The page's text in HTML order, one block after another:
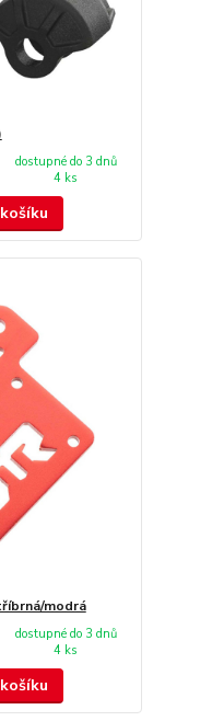
dostupné do 3 dnů
4 ks
modrá
dostupné do 3 dnů
4 ks